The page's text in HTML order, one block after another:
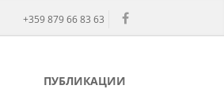
+359 879 66 83 63
ПУБЛИКАЦИИ